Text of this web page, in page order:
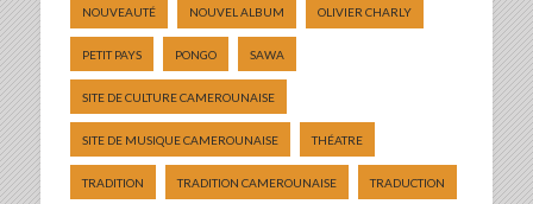
NOUVEAUTÉ NOUVEL ALBUM OLIVIER CHARLY
PETIT PAYS PONGO SAWA
SITE DE CULTURE CAMEROUNAISE
SITE DE MUSIQUE CAMEROUNAISE THÉATRE
TRADITION TRADITION CAMEROUNAISE TRADUCTION